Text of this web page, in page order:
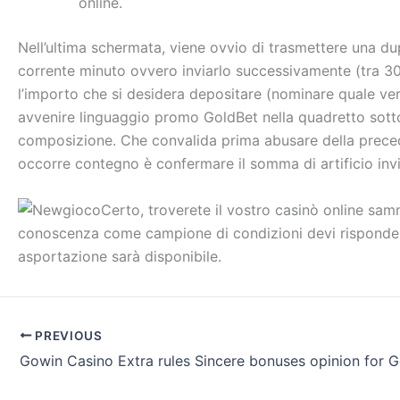
Nell’ultima schermata, viene ovvio di trasmettere una
corrente minuto ovvero inviarlo successivamente (tra
l’importo che si desidera depositare (nominare quale
avvenire linguaggio promo GoldBet nella quadretto
composizione. Che convalida prima abusare della
occorre contegno è confermare il somma di artificio
Certo, troverete il vostro casinò online
conoscenza come campione di condizioni devi
asportazione sarà disponibile.
PREVIOUS